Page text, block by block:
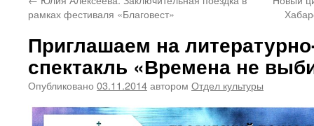
рамках фестиваля «Благовест»
Приглашаем на
спектакль «Времена не
Опубликовано 03.11.2014автором Отдел культуры